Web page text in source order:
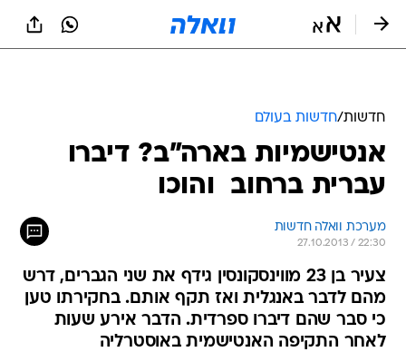
חדשות/חדשות בעולם
אנטישמיות בארה"ב? דיברו
עברית ברחוב  והוכו
מערכת וואלה חדשות
27.10.2013 / 22:30
צעיר בן 23 מווינסקונסין גידף את שני הגברים, דרש
מהם לדבר באנגלית ואז תקף אותם. בחקירתו טען
כי סבר שהם דיברו ספרדית. הדבר אירע שעות
לאחר התקיפה האנטישמית באוסטרליה